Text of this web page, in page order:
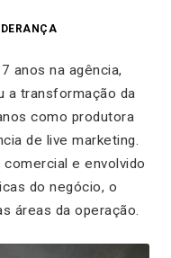
anos na agência,
a transformação da
como produtora
de live marketing.
e envolvido
do negócio, o
áreas da operação.